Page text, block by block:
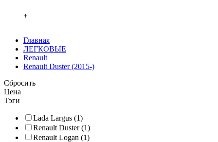
+
Главная
ЛЕГКОВЫЕ
Renault
Renault Duster (2015-)
Сбросить
Цена
Тэги
Lada Largus (1)
Renault Duster (1)
Renault Logan (1)